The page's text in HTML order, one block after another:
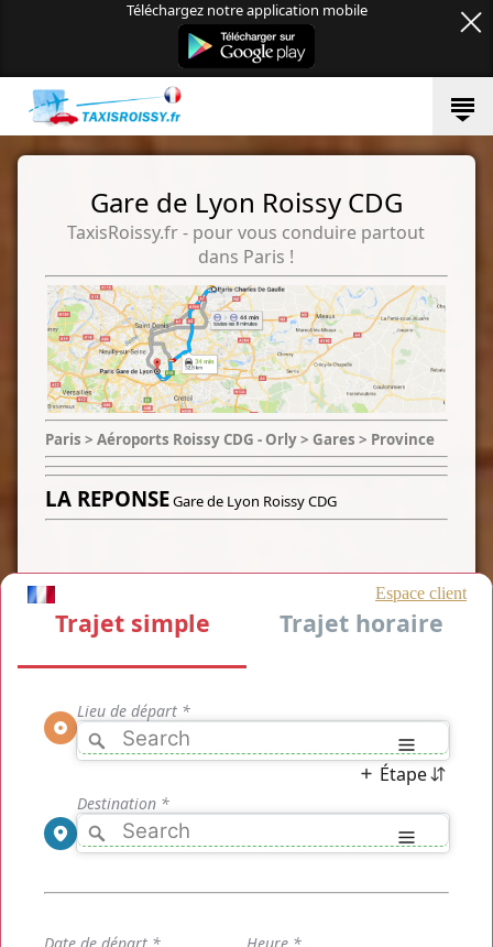
Téléchargez notre application mobile
Gare de Lyon Roissy CDG
TaxisRoissy.fr - pour vous conduire partout
dans Paris !
Paris > Aéroports Roissy CDG - Orly > Gares > Province
LA REPONSEGare de Lyon Roissy CDG
Vous souhaitez disposer d'un transport qui peut vous
amener aisément et rapidement de la Gare de Lyon jusqu'à
l'aéroport de Roissy CDG ou à l'inverse de Roissy CDG jusqu'à
la gare de Lyon? Notre service de transport privatisé " Gare
choix et vous n'avez plus qu'à le confirmer s'il vous convient.
Egalement, vous pouvez le régler en ligne directement pour
vous assurer d'une qualité de transport à bas prix soit
toujours présente pour vos besoin et surtout que votre tarif,
une fois votre course confirmée par mail et SMS, ne variera
pas! En effet, votre tarif de transport pour votre
transfert Gare de Lyon Roissy CDG
est unique et ne change
pas une fois votre réservation confirmée par notre équipe de